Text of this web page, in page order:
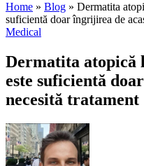
Home » Blog » Dermatita
suficientă doar îngrijirea de
Medical
Dermatita atopică
este suficientă
necesită tratament